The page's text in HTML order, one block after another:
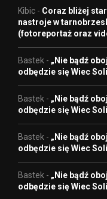
Kibic - Coraz bliżej
nastroje w
(fotoreportaż oraz
Bastek - „Nie bądź
odbędzie się Wiec
Bastek - „Nie bądź
odbędzie się Wiec
Bastek - „Nie bądź
odbędzie się Wiec
Bastek - „Nie bądź
odbędzie się Wiec